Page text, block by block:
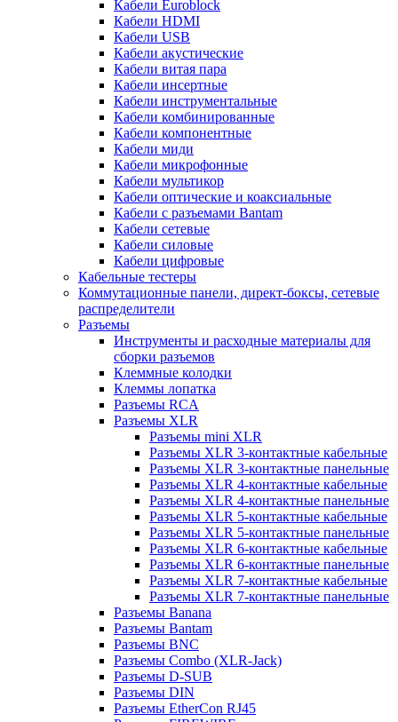
Кабели Euroblock
Кабели HDMI
Кабели USB
Кабели акустические
Кабели витая пара
Кабели инсертные
Кабели инструментальные
Кабели комбинированные
Кабели компонентные
Кабели миди
Кабели микрофонные
Кабели мультикор
Кабели оптические и коаксиальные
Кабели с разъемами Bantam
Кабели сетевые
Кабели силовые
Кабели цифровые
Кабельные тестеры
Коммутационные панели, директ-боксы, сетевые
распределители
Разъемы
Инструменты и расходные материалы для
сборки разъемов
Клеммные колодки
Клеммы лопатка
Разъемы RCA
Разъемы XLR
Разъемы mini XLR
Разъемы XLR 3-контактные кабельные
Разъемы XLR 3-контактные панельные
Разъемы XLR 4-контактные кабельные
Разъемы XLR 4-контактные панельные
Разъемы XLR 5-контактные кабельные
Разъемы XLR 5-контактные панельные
Разъемы XLR 6-контактные кабельные
Разъемы XLR 6-контактные панельные
Разъемы XLR 7-контактные кабельные
Разъемы XLR 7-контактные панельные
Разъемы Banana
Разъемы Bantam
Разъемы BNC
Разъемы Combo (XLR-Jack)
Разъемы D-SUB
Разъемы DIN
Разъемы EtherCon RJ45